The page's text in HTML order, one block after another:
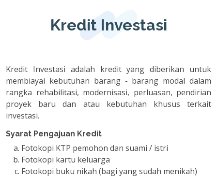
Kredit Investasi
Kredit Investasi adalah kredit yang diberikan untuk
membiayai kebutuhan barang - barang modal dalam
rangka rehabilitasi, modernisasi, perluasan, pendirian
proyek baru dan atau kebutuhan khusus terkait
investasi.
Syarat Pengajuan Kredit
Fotokopi KTP pemohon dan suami / istri
Fotokopi kartu keluarga
Fotokopi buku nikah (bagi yang sudah menikah)